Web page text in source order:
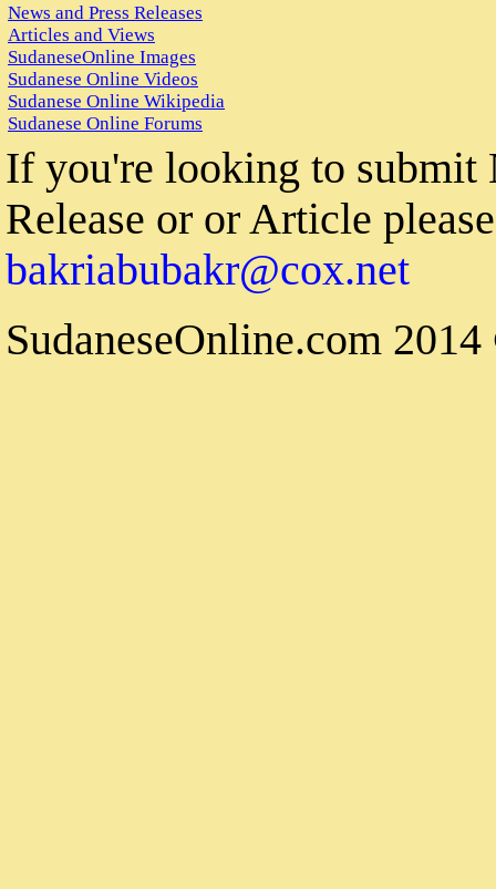
News and Press Releases
Articles and Views
SudaneseOnline Images
Sudanese Online Videos
Sudanese Online Wikipedia
Sudanese Online Forums
If you're looking to submit
Release or or Article
bakriabubakr@cox.net
©